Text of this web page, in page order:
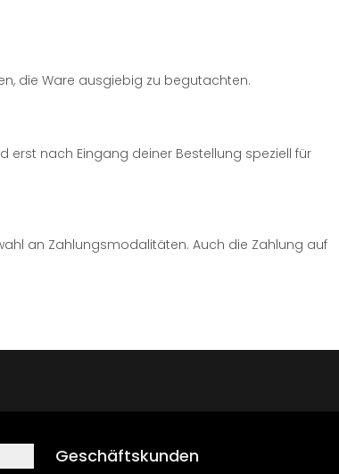
die Ware ausgiebig zu begutachten.
erst nach Eingang deiner Bestellung speziell für
an Zahlungsmodalitäten. Auch die Zahlung auf
Geschäftskunden